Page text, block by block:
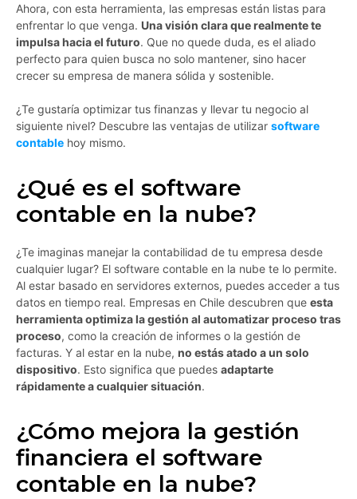
Ahora, con esta herramienta, las empresas están listas para
enfrentar lo que venga. Una visión clara que realmente te
impulsa hacia el futuro. Que no quede duda, es el aliado
perfecto para quien busca no solo mantener, sino hacer
crecer su empresa de manera sólida y sostenible.
¿Te gustaría optimizar tus finanzas y llevar tu negocio al
siguiente nivel? Descubre las ventajas de utilizar software
contable hoy mismo.
¿Qué es el software
contable en la nube?
¿Te imaginas manejar la contabilidad de tu empresa desde
cualquier lugar? El software contable en la nube te lo permite.
Al estar basado en servidores externos, puedes acceder a tus
datos en tiempo real. Empresas en Chile descubren que esta
herramienta optimiza la gestión al automatizar proceso tras
proceso, como la creación de informes o la gestión de
facturas. Y al estar en la nube, no estás atado a un solo
dispositivo. Esto significa que puedes adaptarte
rápidamente a cualquier situación.
¿Cómo mejora la gestión
financiera el software
contable en la nube?